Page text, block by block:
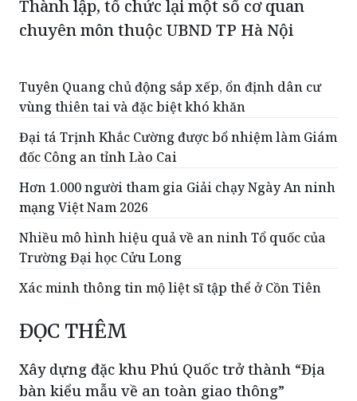
Thành lập, tổ chức lại một số cơ quan
chuyên môn thuộc UBND TP Hà Nội
Tuyên Quang chủ động sắp xếp, ổn định dân cư
vùng thiên tai và đặc biệt khó khăn
Đại tá Trịnh Khắc Cường được bổ nhiệm làm Giám
đốc Công an tỉnh Lào Cai
Hơn 1.000 người tham gia Giải chạy Ngày An ninh
mạng Việt Nam 2026
Nhiều mô hình hiệu quả về an ninh Tổ quốc của
Trường Đại học Cửu Long
Xác minh thông tin mộ liệt sĩ tập thể ở Cồn Tiên
ĐỌC THÊM
Xây dựng đặc khu Phú Quốc trở thành “Địa
bàn kiểu mẫu về an toàn giao thông”